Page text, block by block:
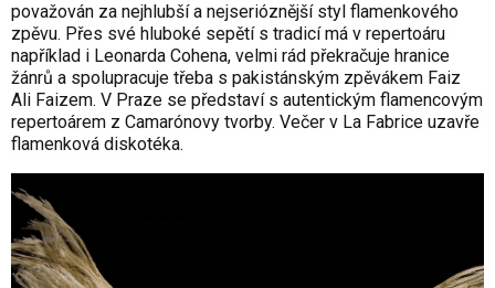
považován za nejhlubší a nejserióznější styl flamenkového
zpěvu. Přes své hluboké sepětí s tradicí má v repertoáru
například i Leonarda Cohena, velmi rád překračuje hranice
žánrů a spolupracuje třeba s pakistánským zpěvákem Faiz
Ali Faizem. V Praze se představí s autentickým flamencovým
repertoárem z Camarónovy tvorby. Večer v La Fabrice uzavře
flamenková diskotéka.